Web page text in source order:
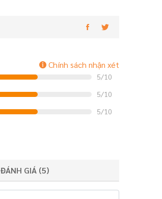
Chính sách nhận xét
5/10
5/10
5/10
ĐÁNH GIÁ (5)